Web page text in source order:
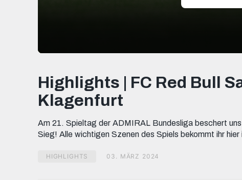
4
minutes,
44
secondsVolume
Highlights | FC Red Bull
Klagenfurt
Am 21. Spieltag der ADMIRAL Bundesliga beschert
Sieg! Alle wichtigen Szenen des Spiels bekommt ihr
HIGHLIGHTS 03. MÄRZ 2024